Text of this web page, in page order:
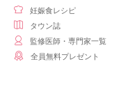
妊娠食レシピ
タウン誌
監修医師・専門家一覧
全員無料プレゼント